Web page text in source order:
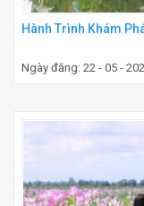
Hành Trình Khám
Ngày đăng: 22 - 05 -